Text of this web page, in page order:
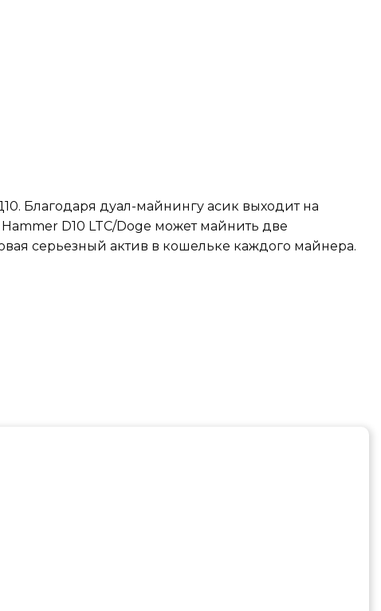
Благодаря дуал-майнингу асик выходит на
D10 LTC/Doge может майнить две
серьезный актив в кошельке каждого майнера.